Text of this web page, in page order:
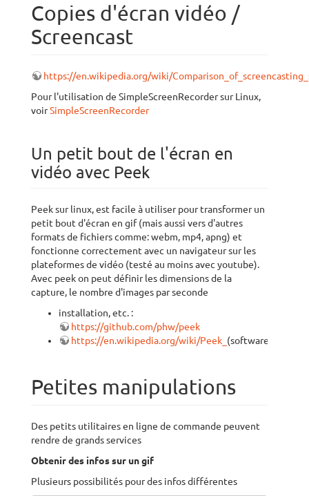
Copies d'écran vidéo /
Screencast
https://en.wikipedia.org/wiki/
Pour l'utilisation de SimpleScreenRecorder sur Linux,
voirSimpleScreenRecorder
Un petit bout de l'écran en
vidéo avec Peek
Peek sur linux, est facile à utiliser pour transformer un
petit bout d'écran en gif (mais aussi vers d'autres
formats de fichiers comme: webm, mp4, apng) et
fonctionne correctement avec un navigateur sur les
plateformes de vidéo (testé au moins avec youtube).
Avec peek on peut définir les dimensions de la
capture, le nombre d'images par seconde
installation, etc. :
https://github.com/phw/peek
https://en.wikipedia.org/wiki/Peek_ (software)
Petites manipulations
Des petits utilitaires en ligne de commande peuvent
rendre de grands services
Obtenir des infos sur un gif
Plusieurs possibilités pour des infos différentes